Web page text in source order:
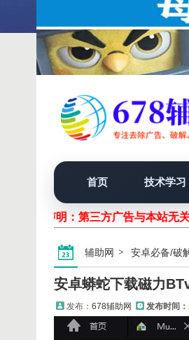
首页 技术学习
声明：第三方广告与本站
辅助网 安卓必备/破
安卓蟒蛇下载磁力
发布： 678辅助网 发布时间：